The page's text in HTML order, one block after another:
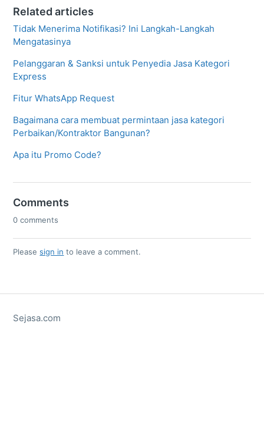
Related articles
Tidak Menerima Notifikasi? Ini Langkah-Langkah
Mengatasinya
Pelanggaran & Sanksi untuk Penyedia Jasa Kategori
Express
Fitur WhatsApp Request
Bagaimana cara membuat permintaan jasa kategori
Perbaikan/Kontraktor Bangunan?
Apa itu Promo Code?
Comments
0 comments
Pleasesign in to leave a comment.
Sejasa.com